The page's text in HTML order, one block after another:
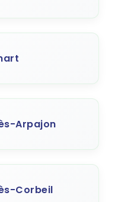
Arpajon
Corbeil